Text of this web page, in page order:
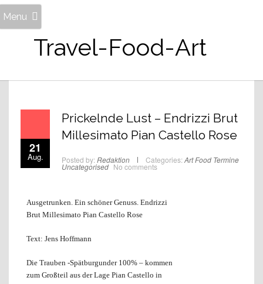
Travel-Food-Art
Menu
21
Aug.
Prickelnde Lust – Endrizzi Brut
Millesimato Pian Castello Rose
Posted by: Redaktion Categories: ArtFood Termine
Uncategorised No comments
Ausgetrunken. Ein schöner Genuss. Endrizzi
Brut Millesimato Pian Castello Rose
Text: Jens Hoffmann
Die Trauben -Spätburgunder 100% – kommen
zum Großteil aus der Lage Pian Castello in